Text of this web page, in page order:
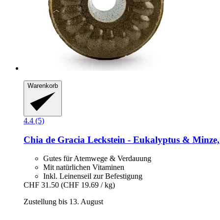
Warenkorb
4.4 (5)
Chia de Gracia Leckstein -​ Eukalyptus &
Gutes für Atemwege & Verdauung
Mit natürlichen Vitaminen
Inkl. Leinenseil zur Befestigung
CHF 31.50 (CHF 19.69 / kg)
Zustellung bis 13. August